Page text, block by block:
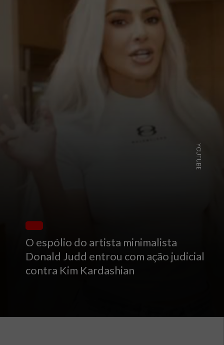
O espólio do artista minimalista
Donald Judd entrou com ação judicial
contra Kim Kardashian
YOUTUBE